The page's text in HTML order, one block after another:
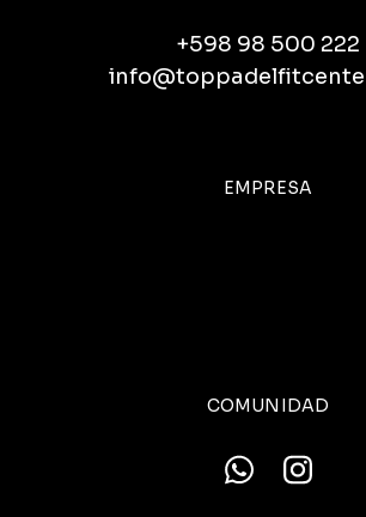
+598 98 500 222
EMPRESA
COMUNIDAD